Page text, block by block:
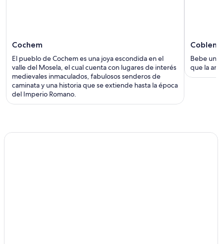
Cochem
El pueblo de Cochem es una joya escondida en el
valle del Mosela, el cual cuenta con lugares de interés
medievales inmaculados, fabulosos senderos de
caminata y una historia que se extiende hasta la época
del Imperio Romano.
Bebe
que la